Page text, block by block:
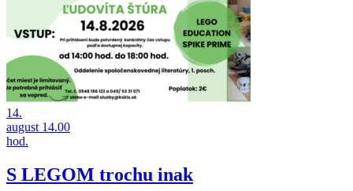
14.
august 14.00
hod.
S LEGOM trochu inak